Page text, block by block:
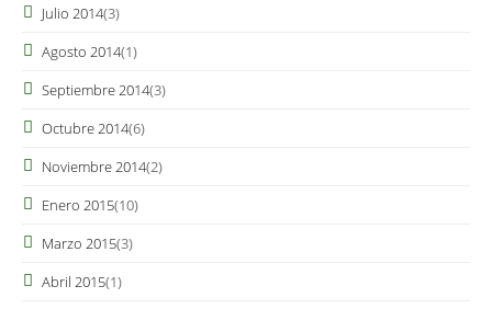
Julio 2014(3)
Agosto 2014(1)
Septiembre 2014(3)
Octubre 2014(6)
Noviembre 2014(2)
Enero 2015(10)
Marzo 2015(3)
Abril 2015(1)